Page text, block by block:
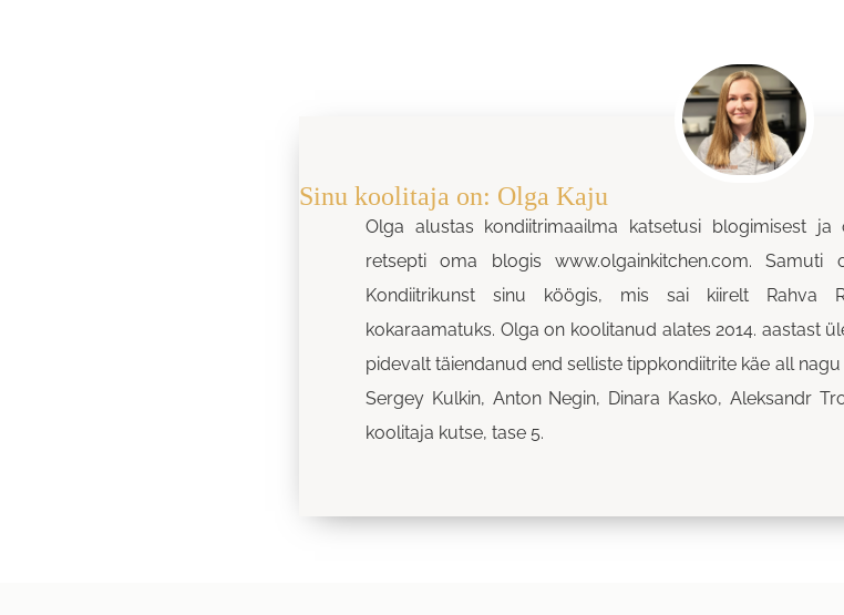
Sinu koolitaja on: Olga Kaju
Olga alustas kondiitrimaailma katsetusi blogimisest
retsepti oma blogis www.olgainkitchen.com.
Kondiitrikunst sinu köögis, mis sai kiirelt Rahva
kokaraamatuks. Olga on koolitanud alates 2014. aastast
pidevalt täiendanud end selliste tippkondiitrite käe all
Sergey Kulkin, Anton Negin, Dinara Kasko, Aleksandr
koolitaja kutse, tase 5.